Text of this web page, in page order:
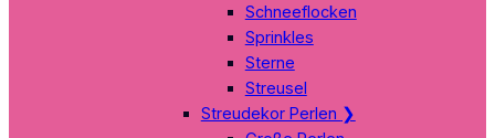
Schneeflocken
Sprinkles
Sterne
Streusel
Streudekor Perlen ❯